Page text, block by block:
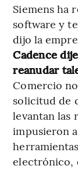
Siemens ha
software y
dijo la
Cadence
reanudar
Comercio
solicitud de
levantan las
impusieron
electrónico,